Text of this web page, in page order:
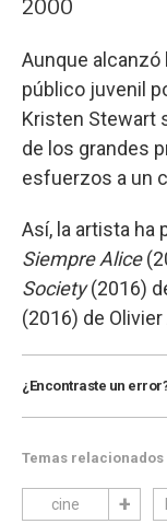
2000
Aunque alcanzó
público juvenil
Kristen Stewart
de los grandes
esfuerzos a un
Así, la artista ha
Siempre Alice
Society(2016)
(2016) de
¿Encontraste un
Temas relacionados
cine